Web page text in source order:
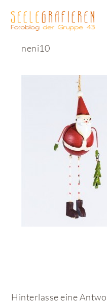
neni10
Hinterlasse eine